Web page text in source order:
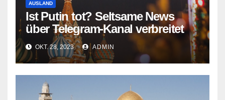
AUSLAND
Ist Putin tot? Seltsame News
über Telegram-Kanal verbreitet
OKT. 28, 2023 ADMIN